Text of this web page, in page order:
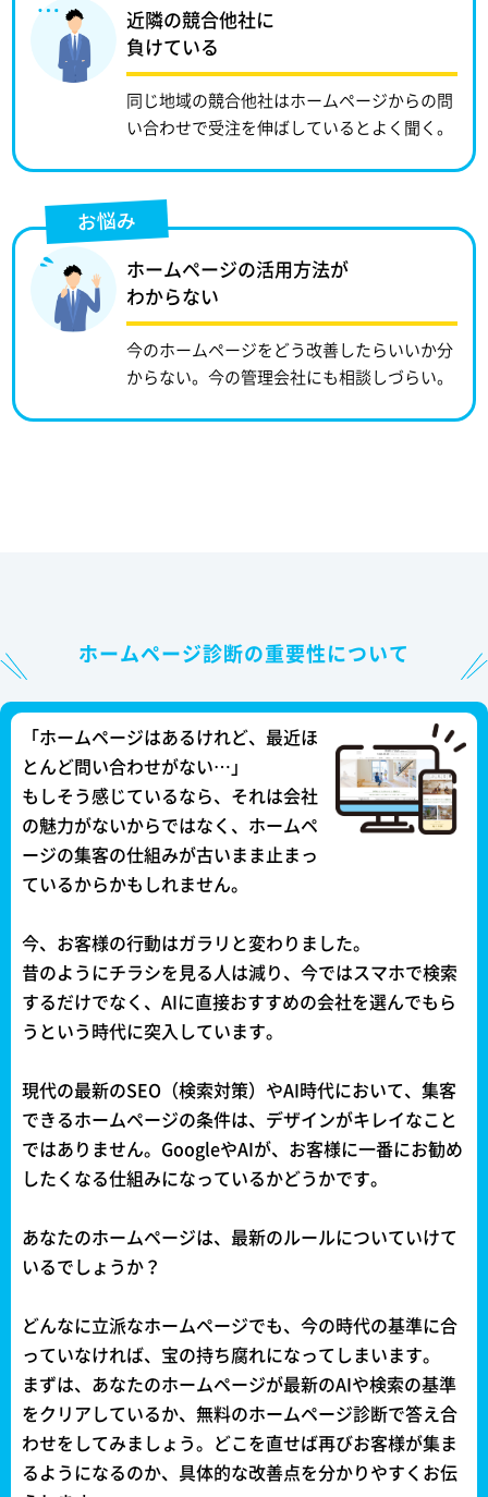
近隣の競合他社に
負けている
同じ地域の競合他社はホームページからの問
い合わせで受注を伸ばしているとよく聞く。
お悩み
ホームページの活用方法が
わからない
今のホームページをどう改善したらいいか分
からない。今の管理会社にも相談しづらい。
ホームページ診断の重要性について
「ホームページはあるけれど、最近ほ
とんど問い合わせがない…」
もしそう感じているなら、それは会社
の魅力がないからではなく、ホームペ
ージの集客の仕組みが古いまま止まっ
ているからかもしれません。
今、お客様の行動はガラリと変わりました。
昔のようにチラシを見る人は減り、今ではスマホで検索
するだけでなく、AIに直接おすすめの会社を選んでもら
うという時代に突入しています。
現代の最新のSEO（検索対策）やAI時代において、集客
できるホームページの条件は、デザインがキレイなこと
ではありません。GoogleやAIが、お客様に一番にお勧め
したくなる仕組みになっているかどうかです。
あなたのホームページは、最新のルールについていけて
いるでしょうか？
どんなに立派なホームページでも、今の時代の基準に合
っていなければ、宝の持ち腐れになってしまいます。
まずは、あなたのホームページが最新のAIや検索の基準
をクリアしているか、無料のホームページ診断で答え合
わせをしてみましょう。どこを直せば再びお客様が集ま
るようになるのか、具体的な改善点を分かりやすくお伝